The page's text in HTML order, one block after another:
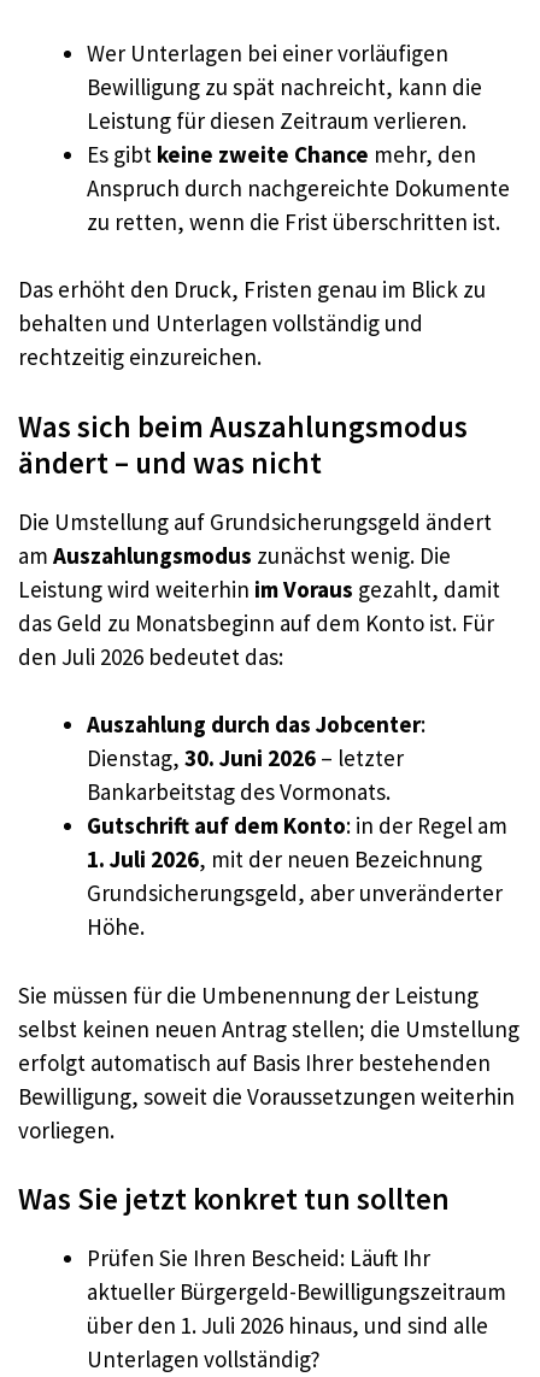
Wer Unterlagen bei einer vorläufigen
Bewilligung zu spät nachreicht, kann die
Leistung für diesen Zeitraum verlieren.
Es gibt keine zweite Chance mehr, den
Anspruch durch nachgereichte Dokumente
zu retten, wenn die Frist überschritten ist.
Das erhöht den Druck, Fristen genau im Blick zu
behalten und Unterlagen vollständig und
rechtzeitig einzureichen.
Was sich beim Auszahlungsmodus
ändert – und was nicht
Die Umstellung auf Grundsicherungsgeld ändert
am Auszahlungsmodus zunächst wenig. Die
Leistung wird weiterhin im Voraus gezahlt, damit
das Geld zu Monatsbeginn auf dem Konto ist. Für
den Juli 2026 bedeutet das:
Auszahlung durch das Jobcenter:
Dienstag, 30. Juni 2026 – letzter
Bankarbeitstag des Vormonats.
Gutschrift auf dem Konto: in der Regel am
1. Juli 2026, mit der neuen Bezeichnung
Grundsicherungsgeld, aber unveränderter
Höhe.
Sie müssen für die Umbenennung der Leistung
selbst keinen neuen Antrag stellen; die Umstellung
erfolgt automatisch auf Basis Ihrer bestehenden
Bewilligung, soweit die Voraussetzungen weiterhin
vorliegen.
Was Sie jetzt konkret tun sollten
Prüfen Sie Ihren Bescheid: Läuft Ihr
aktueller Bürgergeld-Bewilligungszeitraum
über den 1. Juli 2026 hinaus, und sind alle
Unterlagen vollständig?